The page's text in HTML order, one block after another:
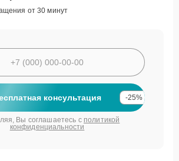
от 30 минут
консультация -25%
Вы соглашаетесь с политикой
конфиденциальности